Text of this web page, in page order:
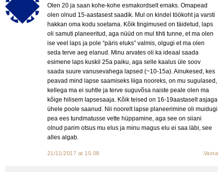
Olen 20 ja saan kohe-kohe esmakordselt emaks. Omapead
olen olnud 15-aastasest saadik. Mul on kindel töökoht ja varsti
hakkan oma kodu soetama. Kõik tingimused on täidetud, laps
oli samuti planeeritud, aga nüüd on mul tihti tunne, et ma olen
ise veel laps ja pole “päris eluks” valmis, olgugi et ma olen
seda terve aeg elanud. Minu arvates oli ka ideaal saada
esimene laps kuskil 25a paiku, aga selle kaalus üle soov
saada suure vanusevahega lapsed (~10-15a). Ainukesed, kes
peavad mind lapse saamiseks liiga nooreks, on mu sugulased,
kellega ma ei suhtle ja terve suguvõsa naiste peale olen ma
kõige hilisem lapsesaaja. Kõik teised on 16-19aastaselt asjaga
ühele poole saanud. Nii noorelt lapse planeerimine oli muidugi
pea ees tundmatusse vette hüppamine, aga see on siiani
olnud parim otsus mu elus ja minu magus elu ei saa läbi, see
alles algab.
21/11/2017 at 15:08 Vasta